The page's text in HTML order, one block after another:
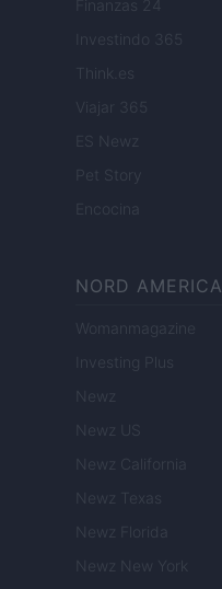
Finanzas 24
Investindo 365
Think.es
Viajar 365
ES Newz
Pet Story
Encocina
NORD AMERICA
Womanmagazine
Investing Plus
Newz
Newz US
Newz California
Newz Texas
Newz Florida
Newz New York